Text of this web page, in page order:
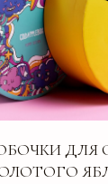
ДЛЯ